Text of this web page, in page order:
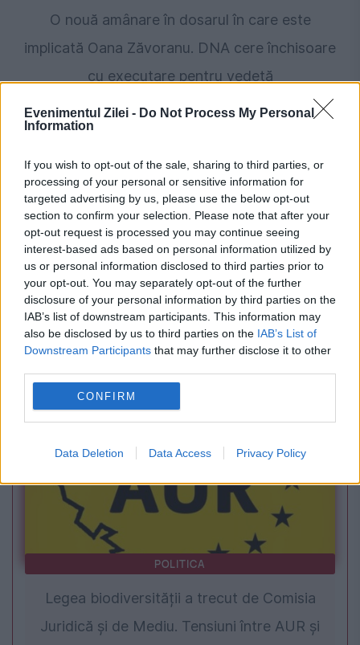
Evenimentul Zilei - Do Not Process My Personal
Information
If you wish to opt-out of the sale, sharing to third parties, or
processing of your personal or sensitive information for
targeted advertising by us, please use the below opt-out
section to confirm your selection. Please note that after your
opt-out request is processed you may continue seeing
interest-based ads based on personal information utilized by
us or personal information disclosed to third parties prior to
your opt-out. You may separately opt-out of the further
disclosure of your personal information by third parties on the
IAB’s list of downstream participants. This information may
also be disclosed by us to third parties on the IAB’s List of
Downstream Participants that may further disclose it to other
CONFIRM
Data Deletion Data Access Privacy Policy
O nouă amânare în dosarul în care este
implicată Oana Zăvoranu. DNA cere închisoare
cu executare pentru vedetă
POLITICA
Prefectul de Timiș, acuzat că l-a menținut în
funcție pe Fritz. Piedone a depus plângere la
POLITICA
Legea biodiversității a trecut de Comisia
Juridică și de Mediu. Tensiuni între AUR și